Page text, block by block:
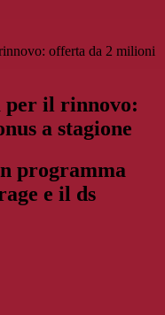
offerta da 2 milioni
per il rinnovo:
a stagione
programma
e il ds